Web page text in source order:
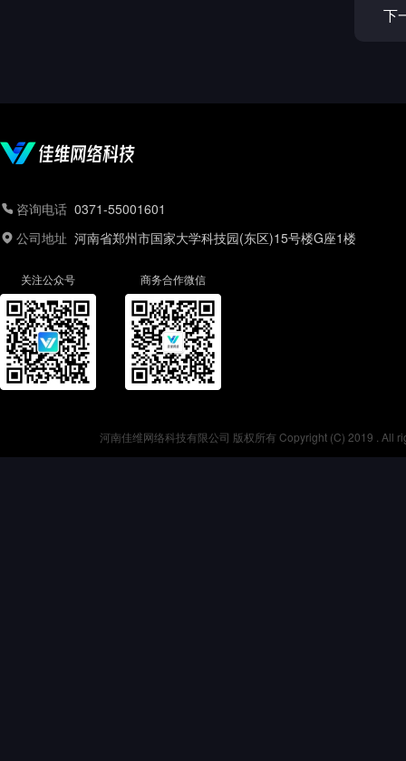
下
咨询电话 0371-55001601
公司地址 河南省郑州市国家大学科技园(东区)15号楼G座1楼
关注公众号 商务合作微信
河南佳维网络科技有限公司 版权所有 Copyright (C) 2019 . All